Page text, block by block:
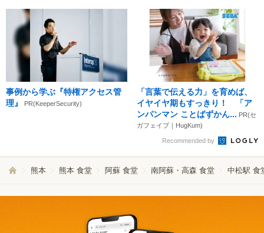
事例から学ぶ『特権アクセス管
理』
PR(KeeperSecurity)
「言葉で伝える力」を育めば、
イヤイヤ期もすっきり！ 「ア
ンパンマン ことばずかん... PR(セ
ガフェイブ｜HugKum)
Recommended by
熊本 熊本 食堂 阿蘇 食堂 南阿蘇・高森 食堂 中松駅 食